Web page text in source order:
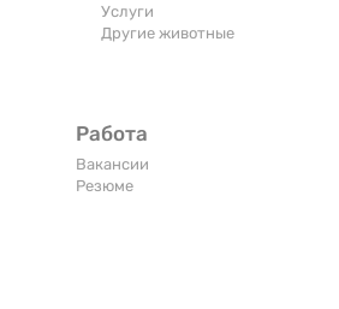
Услуги
Другие животные
Работа
Вакансии
Резюме